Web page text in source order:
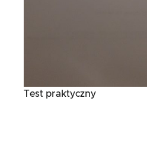
Test praktyczny